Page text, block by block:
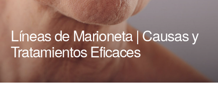
Líneas de Marioneta | Causas y
Tratamientos Eficaces